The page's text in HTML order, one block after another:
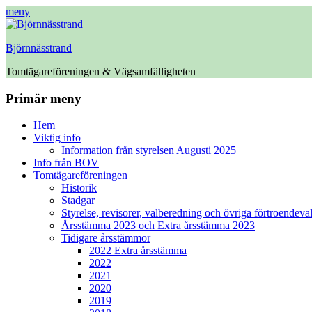
meny
Björnnässtrand
Tomtägareföreningen & Vägsamfälligheten
Facebook
Primär meny
HoppaHem
Viktig info
Information från styrelsen Augusti 2025
Info från BOV
Tomtägareföreningen
Historik
Stadgar
Styrelse, revisorer, valberedning och övriga
Årsstämma 2023 och Extra årsstämma 2023
Tidigare årsstämmor
2022 Extra årsstämma
2022
2021
2020
2019